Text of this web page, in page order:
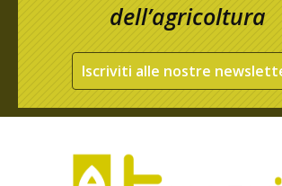
dell’agricoltura
Iscriviti alle nostre